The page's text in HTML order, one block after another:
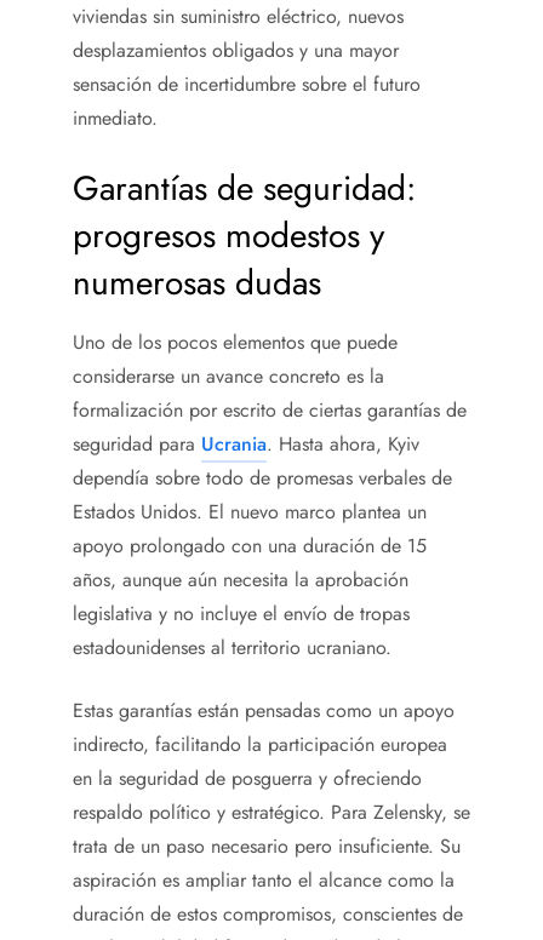
viviendas sin suministro eléctrico, nuevos
desplazamientos obligados y una mayor
sensación de incertidumbre sobre el futuro
inmediato.
Garantías de seguridad:
progresos modestos y
numerosas dudas
Uno de los pocos elementos que puede
considerarse un avance concreto es la
formalización por escrito de ciertas garantías de
seguridad para Ucrania. Hasta ahora, Kyiv
dependía sobre todo de promesas verbales de
Estados Unidos. El nuevo marco plantea un
apoyo prolongado con una duración de 15
años, aunque aún necesita la aprobación
legislativa y no incluye el envío de tropas
estadounidenses al territorio ucraniano.
Estas garantías están pensadas como un apoyo
indirecto, facilitando la participación europea
en la seguridad de posguerra y ofreciendo
respaldo político y estratégico. Para Zelensky, se
trata de un paso necesario pero insuficiente. Su
aspiración es ampliar tanto el alcance como la
duración de estos compromisos, conscientes de